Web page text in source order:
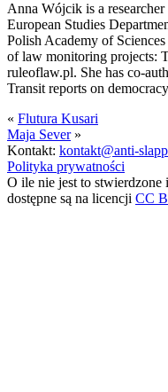
Anna Wójcik is a
European Studies
Polish Academy of
of law monitoring projects:
ruleoflaw.pl. She has co-
Transit reports on
« Flutura Kusari
Maja Sever»
Kontakt: kontakt@anti-
Polityka prywatności
O ile nie jest to stwierdzone
dostępne są na licencji CC